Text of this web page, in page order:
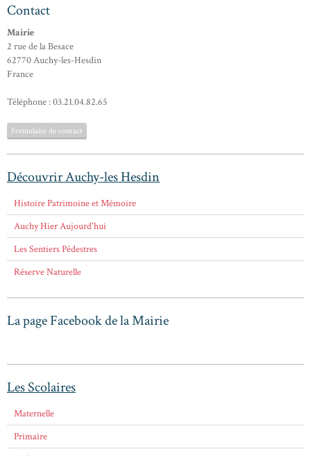
Contact
Mairie
2 rue de la Besace
62770 Auchy-les-Hesdin
France
Téléphone : 03.21.04.82.65
Formulaire de contact
Découvrir Auchy-les Hesdin
Histoire Patrimoine et Mémoire
Auchy Hier Aujourd'hui
Les Sentiers Pédestres
Réserve Naturelle
La page Facebook de la Mairie
Les Scolaires
Maternelle
Primaire